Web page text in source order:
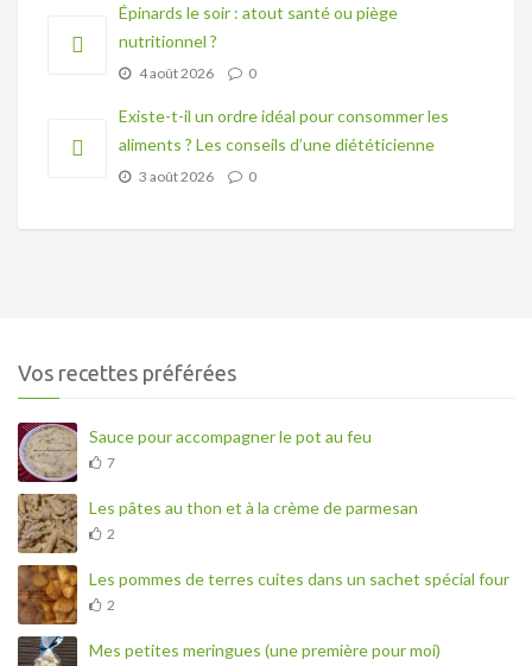
Épinards le soir : atout santé ou piège
nutritionnel ?
4 août 2026 0
Existe-t-il un ordre idéal pour consommer les
aliments ? Les conseils d’une diététicienne
3 août 2026 0
Vos recettes préférées
Sauce pour accompagner le pot au feu
7
Les pâtes au thon et à la crème de parmesan
2
Les pommes de terres cuites dans un sachet spécial four
2
Mes petites meringues (une première pour moi)